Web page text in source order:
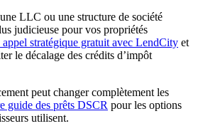
LLC ou une structure de société
judicieuse pour vos propriétés
appel stratégique gratuit avec LendCity et
le décalage des crédits d’impôt
peut changer complètement les
guide des prêts DSCR pour les options
utilisent.